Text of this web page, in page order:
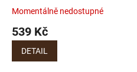
Momentálně nedostupné
539 Kč
DETAIL